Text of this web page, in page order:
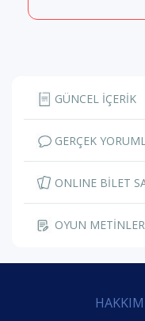
GÜNCEL İÇERİK
GERÇEK
ONLINE BİLET
OYUN